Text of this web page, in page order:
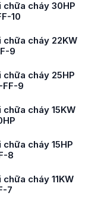
chữa cháy 30HP
10
chữa cháy 22KW
9
cháy 25HP
FF-9
cháy 15KW
cháy 15HP
8
cháy 11KW
7